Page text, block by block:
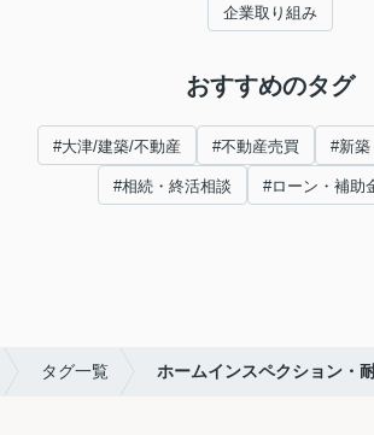
企業取り組み
おすすめのタグ
#大津/建築/不動産 #不動産売買 #新築
#相続・終活相談 #ローン・補助
タグ一覧 ホームインスペクション・